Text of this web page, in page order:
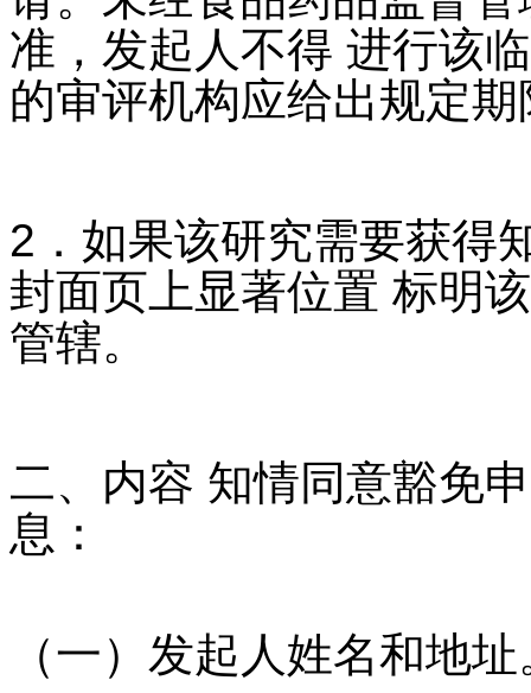
准，发起人不得 进行该
的审评机构应给出规定
2．如果该研究需要获得
封面页上显著位置 标明
管辖。
二、内容 知情同意豁免
息：
（一）发起人姓名和地